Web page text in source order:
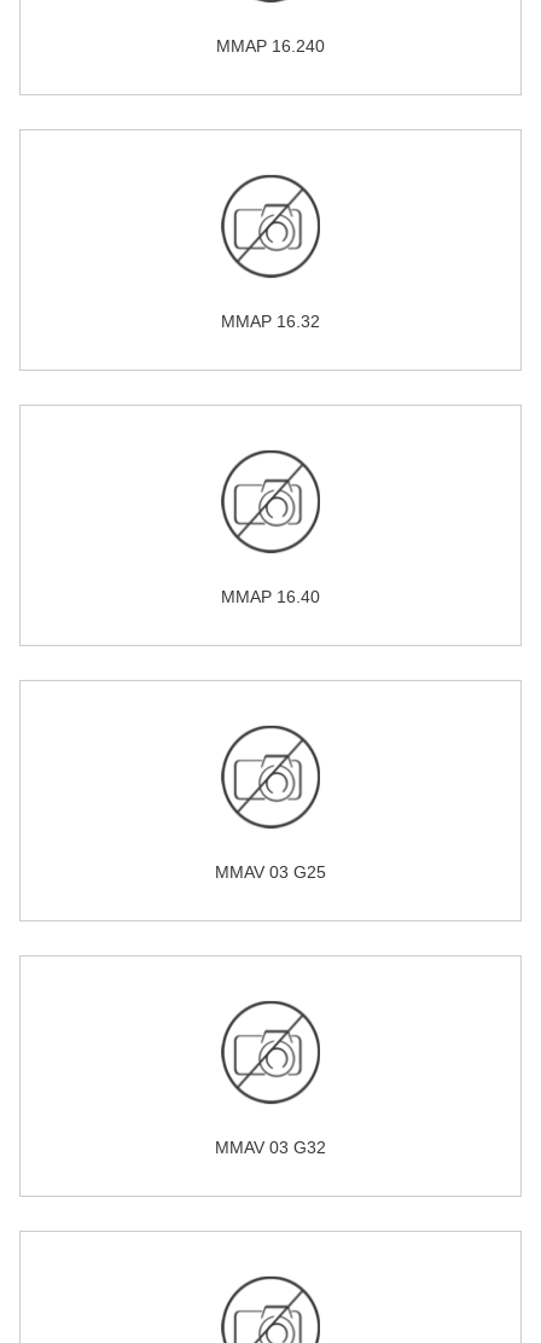
MMAP 16.240
MMAP 16.32
MMAP 16.40
MMAV 03 G25
MMAV 03 G32